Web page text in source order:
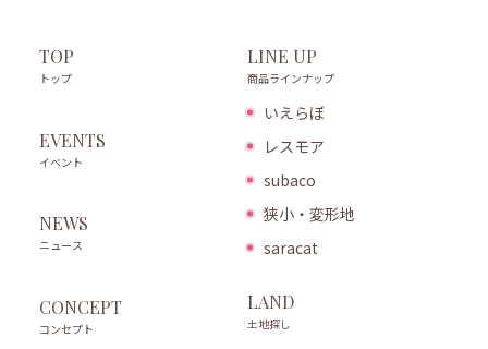
TOP
トップ
EVENTS
イベント
NEWS
ニュース
CONCEPT
コンセプト
LINE UP
商品ラインナップ
いえらぼ
レスモア
subaco
狭小・変形地
saracat
LAND
土地探し